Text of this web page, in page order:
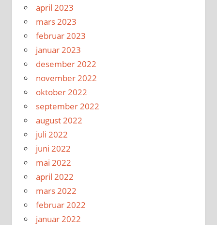
april 2023
mars 2023
februar 2023
januar 2023
desember 2022
november 2022
oktober 2022
september 2022
august 2022
juli 2022
juni 2022
mai 2022
april 2022
mars 2022
februar 2022
januar 2022